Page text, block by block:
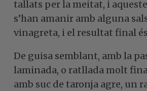
tallats per la meitat, i
s’han amanir amb alguna
vinagreta, i el resultat final és
De guisa semblant, amb la
laminada, o ratllada molt
amb suc de taronja agre, un